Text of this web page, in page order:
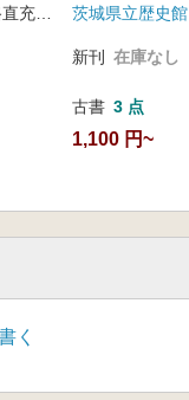
吉村武彦 山路直充 編
茨城県立歴史館
新刊 在庫なし
古書 3 点
1,100 円~
く